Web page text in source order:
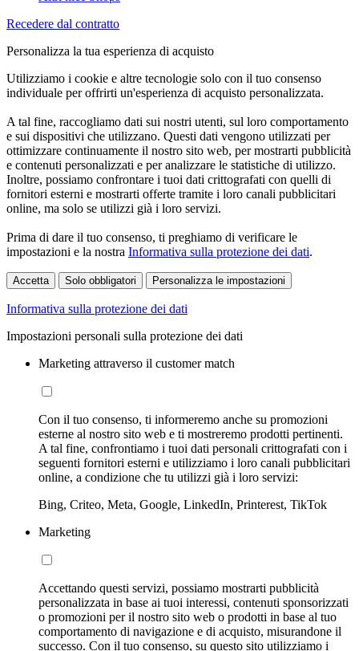
Recedere dal contratto
Personalizza la tua esperienza di acquisto
Utilizziamo i cookie e altre tecnologie solo con il tuo consenso
individuale per offrirti un'esperienza di acquisto personalizzata.
A tal fine, raccogliamo dati sui nostri utenti, sul loro comportamento
e sui dispositivi che utilizzano. Questi dati vengono utilizzati per
ottimizzare continuamente il nostro sito web, per mostrarti pubblicità
e contenuti personalizzati e per analizzare le statistiche di utilizzo.
Inoltre, possiamo confrontare i tuoi dati crittografati con quelli di
fornitori esterni e mostrarti offerte tramite i loro canali pubblicitari
online, ma solo se utilizzi già i loro servizi.
Prima di dare il tuo consenso, ti preghiamo di verificare le
impostazioni e la nostra Informativa sulla protezione dei dati.
Accetta Solo obbligatori Personalizza le impostazioni
Informativa sulla protezione dei dati
Impostazioni personali sulla protezione dei dati
Marketing attraverso il customer match
Con il tuo consenso, ti informeremo anche su promozioni
esterne al nostro sito web e ti mostreremo prodotti pertinenti.
A tal fine, confrontiamo i tuoi dati personali crittografati con i
seguenti fornitori esterni e utilizziamo i loro canali pubblicitari
online, a condizione che tu utilizzi già i loro servizi:
Bing, Criteo, Meta, Google, LinkedIn, Printerest, TikTok
Marketing
Accettando questi servizi, possiamo mostrarti pubblicità
personalizzata in base ai tuoi interessi, contenuti sponsorizzati
o promozioni per il nostro sito web o prodotti in base al tuo
comportamento di navigazione e di acquisto, misurandone il
successo. Con il tuo consenso, su questo sito utilizziamo i